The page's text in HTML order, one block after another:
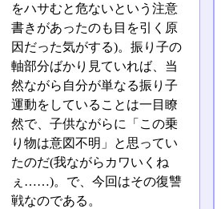
をハサむと危ないという注意
書きがあったのも目を引く原
因だった気がする)。振り子の
軸部分ばかり見ていれば、当
然ながら自分が単なる振り子
運動をしていることは一目瞭
然で、子供ながらに「この乗
り物は意図不明」と思ってい
たのだ(我ながらカワいくね
ぇ……)。で、今回はその復讐
戦なのである。